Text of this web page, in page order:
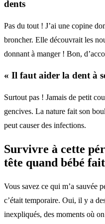
dents
Pas du tout ! J’ai une copine
broncher. Elle découvrait les
donnant à manger ! Bon,
« Il faut aider la dent à
Surtout pas ! Jamais de petit
gencives. La nature fait son
peut causer des infections.
Survivre à cette
tête quand bébé
Vous savez ce qui m’a sauvée
c’était temporaire. Oui, il y a
inexpliqués, des moments où